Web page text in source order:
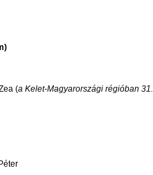
(a Kelet-Magyarországi régióban